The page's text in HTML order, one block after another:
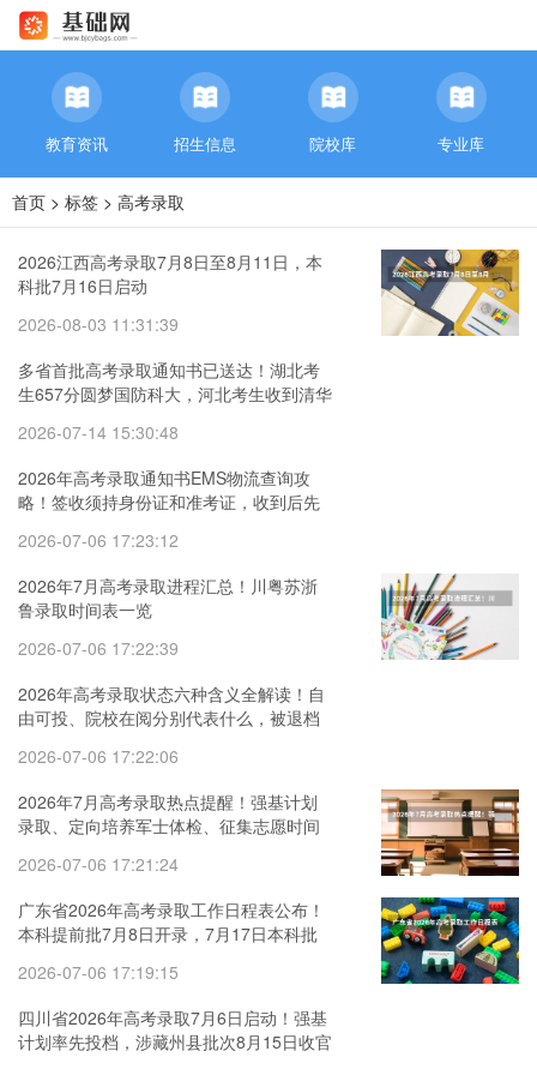
教育资讯 招生信息 院校库 专业库
首页 > 标签 > 高考录取
2026江西高考录取7月8日至8月11日，本
科批7月16日启动
2026-08-03 11:31:39
多省首批高考录取通知书已送达！湖北考
生657分圆梦国防科大，河北考生收到清华
2026-07-14 15:30:48
2026年高考录取通知书EMS物流查询攻
略！签收须持身份证和准考证，收到后先
2026-07-06 17:23:12
2026年7月高考录取进程汇总！川粤苏浙
鲁录取时间表一览
2026-07-06 17:22:39
2026年高考录取状态六种含义全解读！自
由可投、院校在阅分别代表什么，被退档
2026-07-06 17:22:06
2026年7月高考录取热点提醒！强基计划
录取、定向培养军士体检、征集志愿时间
2026-07-06 17:21:24
广东省2026年高考录取工作日程表公布！
本科提前批7月8日开录，7月17日本科批
2026-07-06 17:19:15
四川省2026年高考录取7月6日启动！强基
计划率先投档，涉藏州县批次8月15日收官